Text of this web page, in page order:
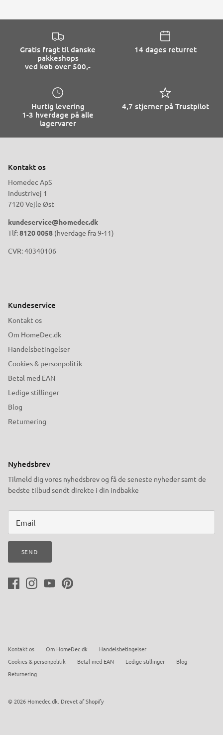
Gratis fragt til danske
pakkeshops
ved køb over 500,-
14 dages returret
Hurtig levering
1-3 hverdage på alle
lagervarer
4,7 stjerner på Trustpilot
Kontakt os
Homedec ApS
Industrivej 1
7120 Vejle Øst
kundeservice@homedec.dk
Tlf:8120 0058 (hverdage fra 9-11)
CVR: 40340106
Kundeservice
Kontakt os
Om HomeDec.dk
Handelsbetingelser
Cookies & personpolitik
Betal med EAN
Ledige stillinger
Blog
Returnering
Nyhedsbrev
Tilmeld dig vores nyhedsbrev og få de seneste nyheder samt de
bedste tilbud sendt direkte i din indbakke
SEND
Kontakt os Om HomeDec.dk
Handelsbetingelser
Cookies & personpolitik
Betal med EAN Ledige stillinger
Blog
Returnering
© 2026 Homedec.dk Drevet af Shopify